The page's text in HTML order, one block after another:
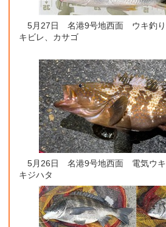
5月27日 名港9号地西面 ウキ釣り
キビレ、カサゴ
5月26日 名港9号地西面 電気ウキ
キジハタ